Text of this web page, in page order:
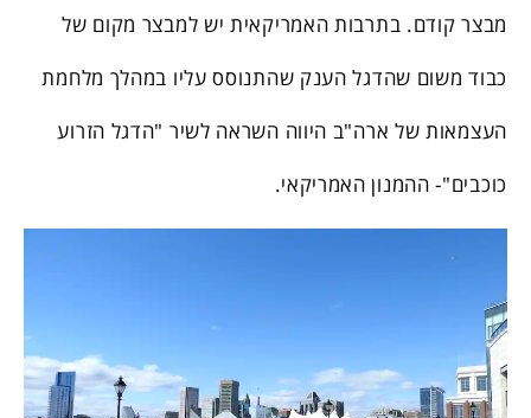
מבצר קודם. בתרבות האמריקאית יש למבצר מקום של
כבוד משום שהדגל הענק שהתנוסס עליו במהלך מלחמת
העצמאות של ארה"ב היווה השראה לשיר "הדגל הזרוע
כוכבים"- ההמנון האמריקאי.